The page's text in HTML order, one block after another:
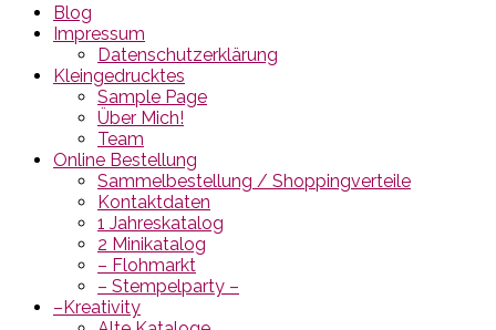
Blog
Impressum
Datenschutzerklärung
Kleingedrucktes
Sample Page
Über Mich!
Team
Online Bestellung
Sammelbestellung / Shoppingverteile
Kontaktdaten
1 Jahreskatalog
2 Minikatalog
– Flohmarkt
– Stempelparty –
–Kreativity